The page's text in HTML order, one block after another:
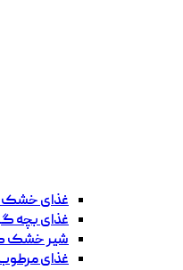
غذای خشک
غذای بچه
شیر خشک
غذای